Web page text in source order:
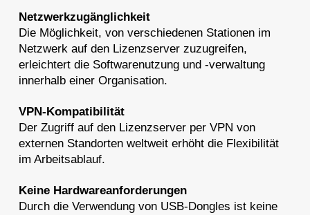
Netzwerkzugänglichkeit
Die Möglichkeit, von verschiedenen Stationen im
Netzwerk auf den Lizenzserver zuzugreifen,
erleichtert die Softwarenutzung und -verwaltung
innerhalb einer Organisation.
VPN-Kompatibilität
Der Zugriff auf den Lizenzserver per VPN von
externen Standorten weltweit erhöht die Flexibilität
im Arbeitsablauf.
Keine Hardwareanforderungen
Durch die Verwendung von USB-Dongles ist keine